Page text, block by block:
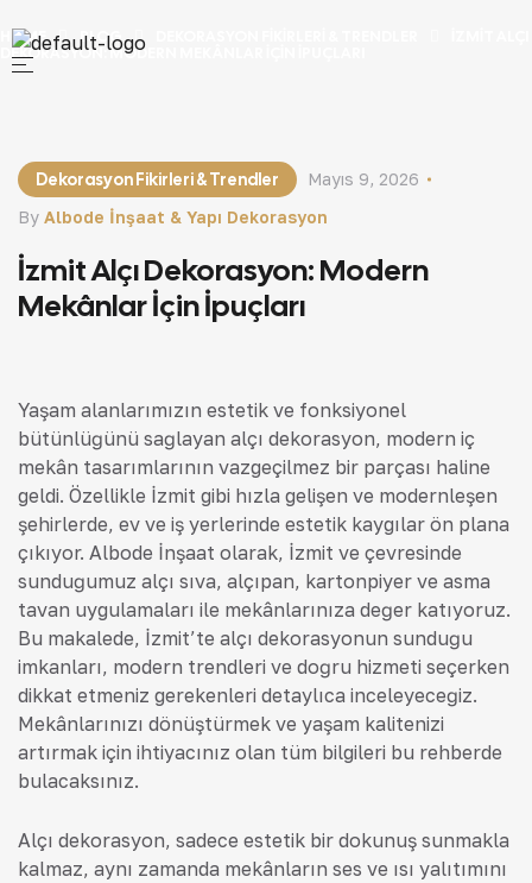
HOME BLOG
DEKORASYON: MODERN MEKÂNLAR İÇIN İPUÇLARI
Dekorasyon Fikirleri & Trendler
By Albode İnşaat & Yapı Dekorasyon
Mayıs 9, 2026
İzmit Alçı Dekorasyon: Modern
Mekânlar İçin İpuçları
Yaşam alanlarımızın estetik ve fonksiyonel
bütünlüğünü sağlayan alçı dekorasyon, modern iç
mekân tasarımlarının vazgeçilmez bir parçası haline
geldi. Özellikle İzmit gibi hızla gelişen ve modernleşen
şehirlerde, ev ve iş yerlerinde estetik kaygılar ön plana
çıkıyor. Albode İnşaat olarak, İzmit ve çevresinde
sunduğumuz alçı sıva, alçıpan, kartonpiyer ve asma
tavan uygulamaları ile mekânlarınıza değer katıyoruz.
Bu makalede, İzmit’te alçı dekorasyonun sunduğu
imkanları, modern trendleri ve doğru hizmeti seçerken
dikkat etmeniz gerekenleri detaylıca inceleyeceğiz.
Mekânlarınızı dönüştürmek ve yaşam kalitenizi
artırmak için ihtiyacınız olan tüm bilgileri bu rehberde
bulacaksınız.
Alçı dekorasyon, sadece estetik bir dokunuş sunmakla
kalmaz, aynı zamanda mekânların ses ve ısı yalıtımını